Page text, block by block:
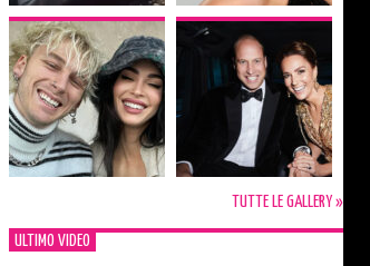
TUTTE LE GALLERY »
ULTIMO VIDEO